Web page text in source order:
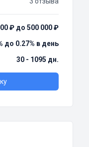
₽ до 500 000 ₽
до 0.27% в день
30 - 1095 дн.